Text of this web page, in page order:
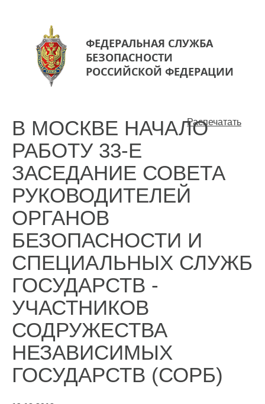
ФЕДЕРАЛЬНАЯ СЛУЖБА
БЕЗОПАСНОСТИ
РОССИЙСКОЙ ФЕДЕРАЦИИ
Распечатать
В МОСКВЕ НАЧАЛО
РАБОТУ 33-Е
ЗАСЕДАНИЕ СОВЕТА
РУКОВОДИТЕЛЕЙ
ОРГАНОВ
БЕЗОПАСНОСТИ И
СПЕЦИАЛЬНЫХ СЛУЖБ
ГОСУДАРСТВ -
УЧАСТНИКОВ
СОДРУЖЕСТВА
НЕЗАВИСИМЫХ
ГОСУДАРСТВ (СОРБ)